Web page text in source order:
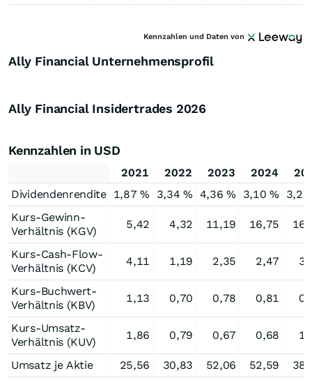
Kennzahlen und Daten von
Ally Financial Unternehmensprofil
Ally Financial Insidertrades 2026
Kennzahlen in USD
2021 2022 2023 2024
Dividendenrendite 1,87 % 3,34 % 4,36 % 3,10 %
3,23
Kurs-Gewinn-
Verhältnis (KGV)
5,42 4,32 11,19 16,75
Kurs-Cash-Flow-
Verhältnis (KCV)
4,11 1,19 2,35 2,47
Kurs-Buchwert-
Verhältnis (KBV)
1,13 0,70 0,78 0,81
Kurs-Umsatz-
Verhältnis (KUV)
1,86 0,79 0,67 0,68
Umsatz je Aktie 25,56 30,83 52,06 52,59